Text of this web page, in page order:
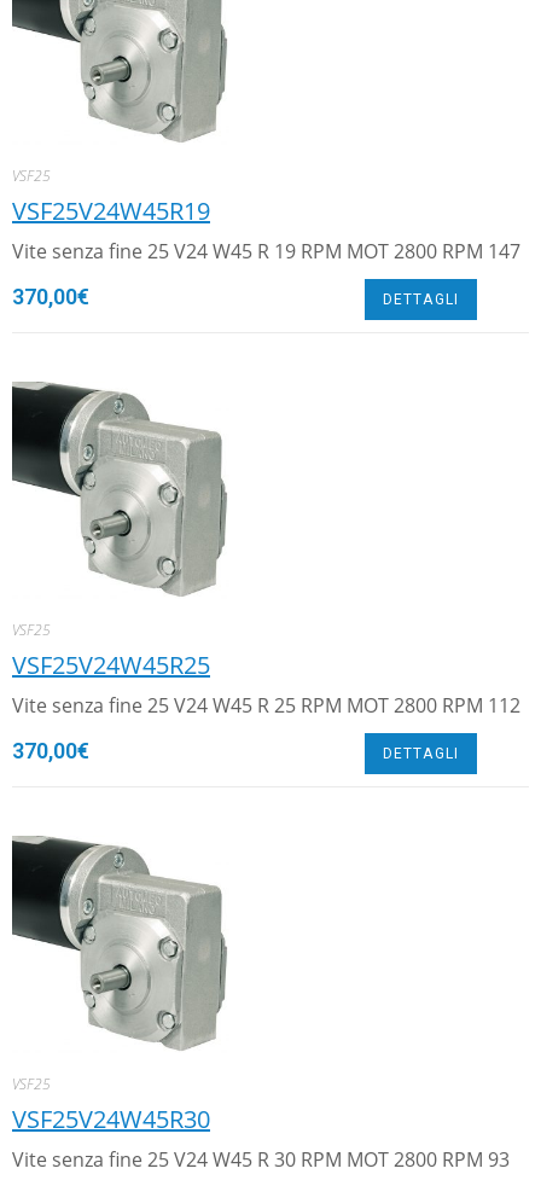
VSF25
VSF25V24W45R19
Vite senza fine 25 V24 W45 R 19 RPM MOT 2800 RPM 147
370,00€ DETTAGLI
VSF25
VSF25V24W45R25
Vite senza fine 25 V24 W45 R 25 RPM MOT 2800 RPM 112
370,00€ DETTAGLI
VSF25
VSF25V24W45R30
Vite senza fine 25 V24 W45 R 30 RPM MOT 2800 RPM 93